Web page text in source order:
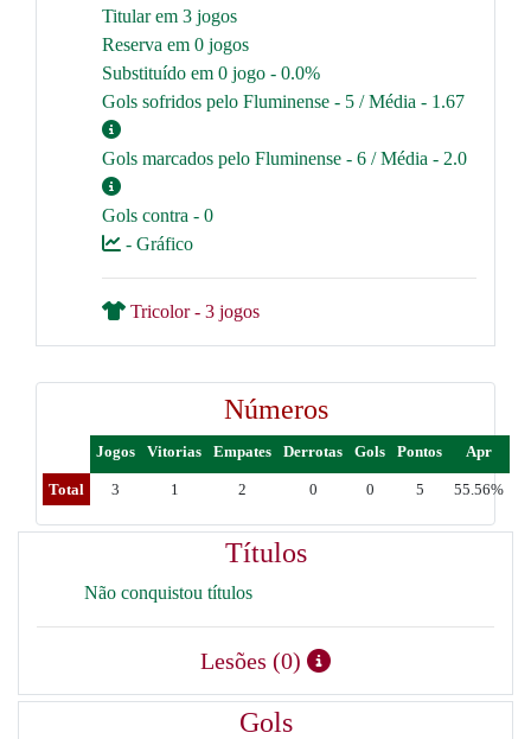
Titular em 3 jogos
Reserva em 0 jogos
Substituído em 0 jogo - 0.0%
Gols sofridos pelo Fluminense - 5 / Média - 1.67
Gols marcados pelo Fluminense - 6 / Média - 2.0
Gols contra - 0
- Gráfico
Tricolor - 3 jogos
Números
Jogos Vitorias Empates Derrotas Gols Pontos Apr
Total 3 1 2 0 0 5 55.56%
Títulos
Não conquistou títulos
Lesões (0)
Gols